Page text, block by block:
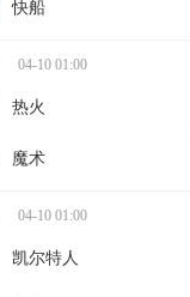
快船
04-10 01:00
热火
魔术
04-10 01:00
凯尔特人